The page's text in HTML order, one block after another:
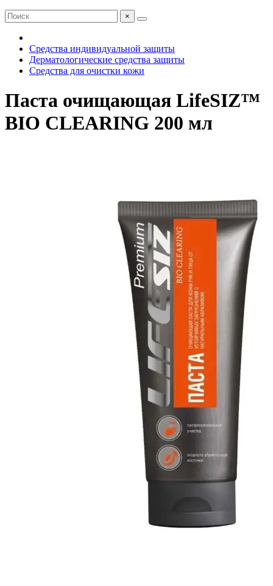
×
Средства индивидуальной защиты
Дерматологические средства защиты
Средства для очистки кожи
Паста очищающая LifeSIZ™
BIO CLEARING 200 мл